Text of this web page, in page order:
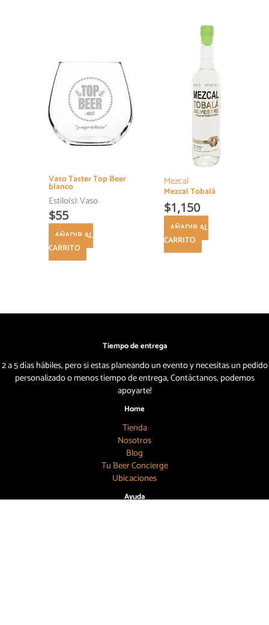
Vaso Taster Top Beer
blanco
Estilo(s):Vaso
$55
AÑADIR AL
CARRITO
Mezcal
Mezcal Tobalá
$1,150
AÑADIR AL
CARRITO
Tiempo de entrega
2 a 5 días hábiles, pero si estas planeando un evento y necesitas un pedido
personalizado o menos tiempo de entrega, Contáctanos, podemos
apoyarte!
Home
Tienda
Nosotros
Blog
Tu Beer Concierge
Ubicaciones
Ayuda